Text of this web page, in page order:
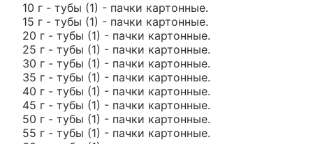
10 г - тубы (1) - пачки картонные.
15 г - тубы (1) - пачки картонные.
20 г - тубы (1) - пачки картонные.
25 г - тубы (1) - пачки картонные.
30 г - тубы (1) - пачки картонные.
35 г - тубы (1) - пачки картонные.
40 г - тубы (1) - пачки картонные.
45 г - тубы (1) - пачки картонные.
50 г - тубы (1) - пачки картонные.
55 г - тубы (1) - пачки картонные.